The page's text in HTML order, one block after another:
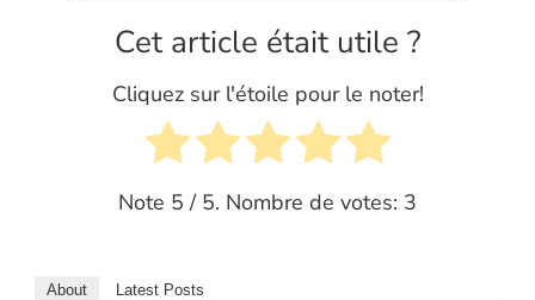
Cet article était utile ?
Cliquez sur l'étoile pour le noter!
Note 5 / 5. Nombre de votes: 3
About Latest Posts